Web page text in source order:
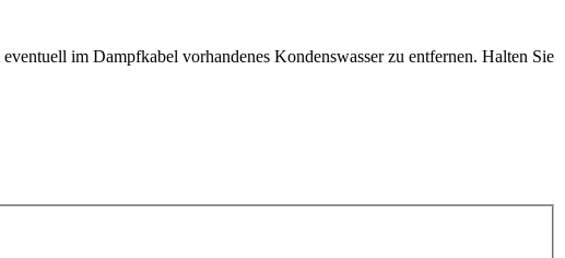
im Dampfkabel vorhandenes Kondenswasser zu entfernen. Halten Sie